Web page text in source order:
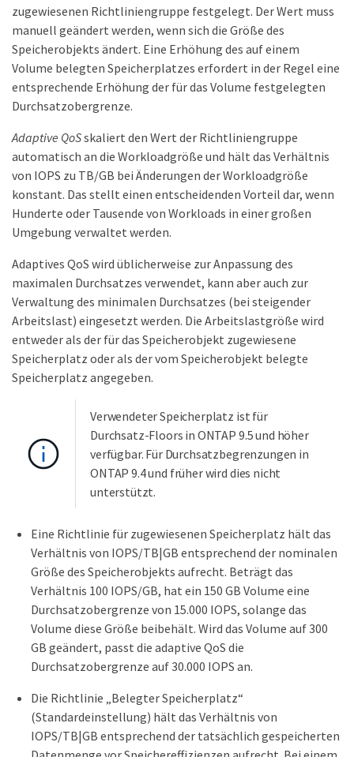
zugewiesenen Richtliniengruppe festgelegt. Der Wert muss
manuell geändert werden, wenn sich die Größe des
Speicherobjekts ändert. Eine Erhöhung des auf einem
Volume belegten Speicherplatzes erfordert in der Regel eine
entsprechende Erhöhung der für das Volume festgelegten
Durchsatzobergrenze.
Adaptive QoSskaliert den Wert der Richtliniengruppe
automatisch an die Workloadgröße und hält das Verhältnis
von IOPS zu TB/GB bei Änderungen der Workloadgröße
konstant. Das stellt einen entscheidenden Vorteil dar, wenn
Hunderte oder Tausende von Workloads in einer großen
Umgebung verwaltet werden.
Adaptives QoS wird üblicherweise zur Anpassung des
maximalen Durchsatzes verwendet, kann aber auch zur
Verwaltung des minimalen Durchsatzes (bei steigender
Arbeitslast) eingesetzt werden. Die Arbeitslastgröße wird
entweder als der für das Speicherobjekt zugewiesene
Speicherplatz oder als der vom Speicherobjekt belegte
Speicherplatz angegeben.
Verwendeter Speicherplatz ist für
Durchsatz-Floors in ONTAP 9.5 und höher
verfügbar. Für Durchsatzbegrenzungen in
ONTAP 9.4 und früher wird dies nicht
unterstützt.
Eine Richtlinie für zugewiesenen Speicherplatz hält das
Verhältnis von IOPS/TB|GB entsprechend der nominalen
Größe des Speicherobjekts aufrecht. Beträgt das
Verhältnis 100 IOPS/GB, hat ein 150 GB Volume eine
Durchsatzobergrenze von 15.000 IOPS, solange das
Volume diese Größe beibehält. Wird das Volume auf 300
GB geändert, passt die adaptive QoS die
Durchsatzobergrenze auf 30.000 IOPS an.
Die Richtlinie „Belegter Speicherplatz“
(Standardeinstellung) hält das Verhältnis von
IOPS/TB|GB entsprechend der tatsächlich gespeicherten